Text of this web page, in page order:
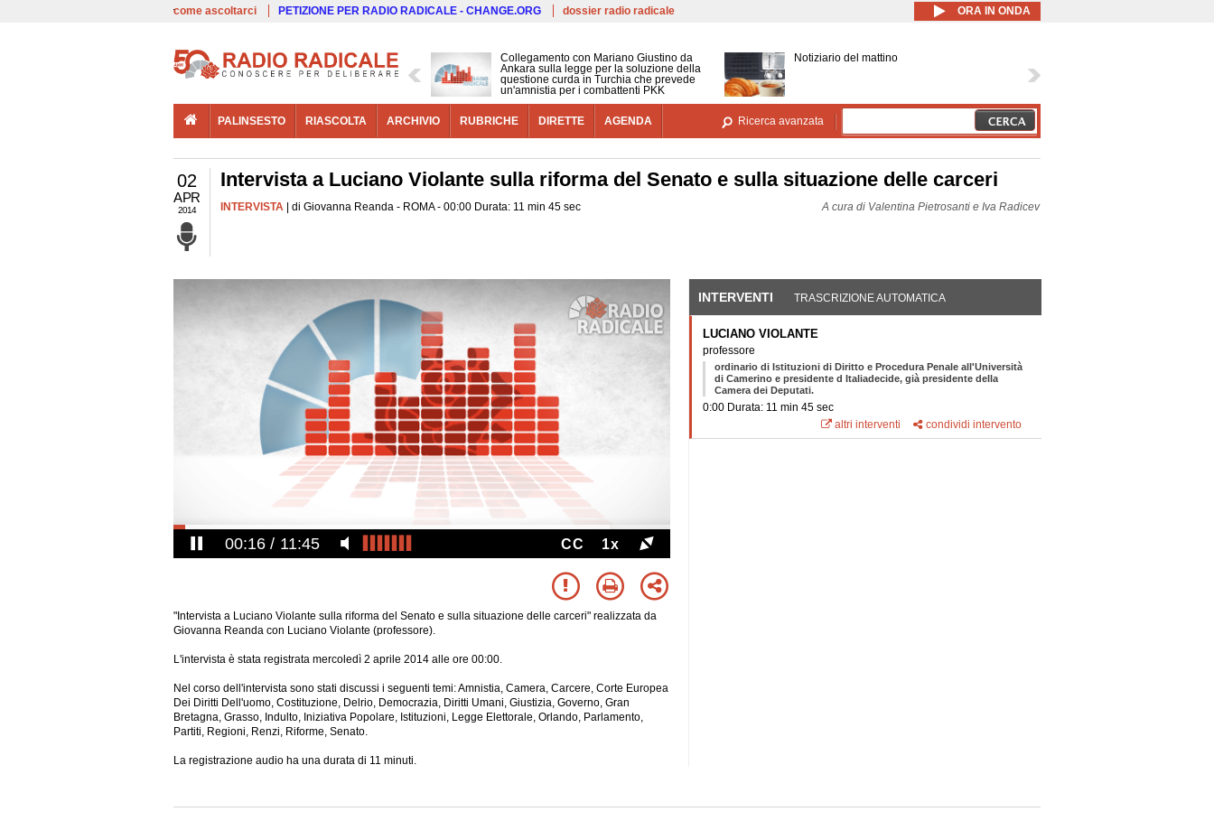
Salta al contenuto principale
come ascoltarci PETIZIONE PER RADIO RADICALE - CHANGE.ORG dossier radio radicale ORA IN ONDA
Collegamento con Mariano Giustino da
Ankara sulla legge per la soluzione della
questione curda in Turchia che prevede
un'amnistia per i combattenti PKK
Notiziario del mattino
PALINSESTO RIASCOLTA ARCHIVIO RUBRICHE DIRETTE AGENDA Ricerca avanzata
02
APR
2014
Intervista a Luciano Violante sulla riforma del Senato e sulla situazione delle carceri
INTERVISTA | di Giovanna Reanda - ROMA - 00:00 Durata: 11 min 45 sec A cura di Valentina Pietrosanti e Iva Radicev
00:17 11:45 CC 1x
"Intervista a Luciano Violante sulla riforma del Senato e sulla situazione delle carceri" realizzata da
Giovanna Reanda con Luciano Violante (professore).
L'intervista è stata registrata mercoledì 2 aprile 2014 alle ore 00:00.
Nel corso dell'intervista sono stati discussi i seguenti temi: Amnistia, Camera, Carcere, Corte Europea
Dei Diritti Dell'uomo, Costituzione, Delrio, Democrazia, Diritti Umani, Giustizia, Governo, Gran
Bretagna, Grasso, Indulto, Iniziativa Popolare, Istituzioni, Legge Elettorale, Orlando, Parlamento,
Partiti, Regioni, Renzi, Riforme, Senato.
La registrazione audio ha una durata di 11 minuti.
INTERVENTI (SCHEDA ATTIVA)
TRASCRIZIONE AUTOMATICA
LUCIANO VIOLANTE
professore
ordinario di Istituzioni di Diritto e Procedura Penale all'Università
di Camerino e presidente d Italiadecide, già presidente della
Camera dei Deputati.
0:00 Durata: 11 min 45 sec
altri interventi
condividi intervento